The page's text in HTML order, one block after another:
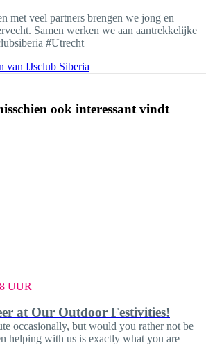
met veel partners brengen we jong en
Samen werken we aan aantrekkelijke
#Utrecht
van IJsclub Siberia
ook interessant vindt
UUR
at Our Outdoor Festivities!
occasionally, but would you rather not be
helping with us is exactly what you are